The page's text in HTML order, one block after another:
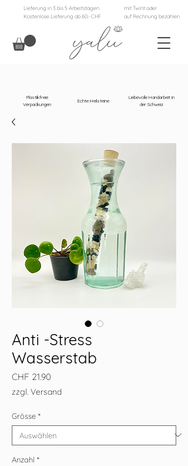
Lieferung in 3 bis 5 Arbeitstagen
Kostenlose Lieferung ab 60.- CHF
mit Twint oder
auf Rechnung bezahlen
Plastikfreie
Verpackungen
Echte Heilsteine
Liebevolle Handarbeit in
der Schweiz
Anti -Stress
Wasserstab
CHF 21.90
zzgl. Versand
Grösse *
Anzahl *